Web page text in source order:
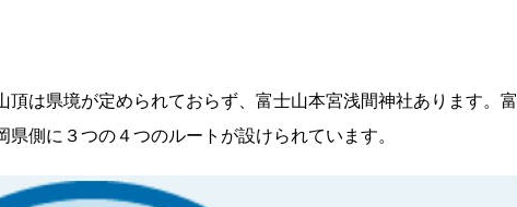
は県境が定められておらず、富士山本宮浅間神社あります。富
側に３つの４つのルートが設けられています。